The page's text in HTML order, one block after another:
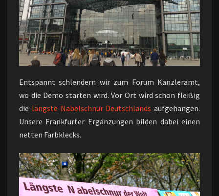
Entspannt schlendern wir zum Forum Kanzleramt,
wo die Demo starten wird. Vor Ort wird schon fleißig
die längste Nabelschnur Deutschlands aufgehangen.
Unsere Frankfurter Ergänzungen bilden dabei einen
netten Farbklecks.